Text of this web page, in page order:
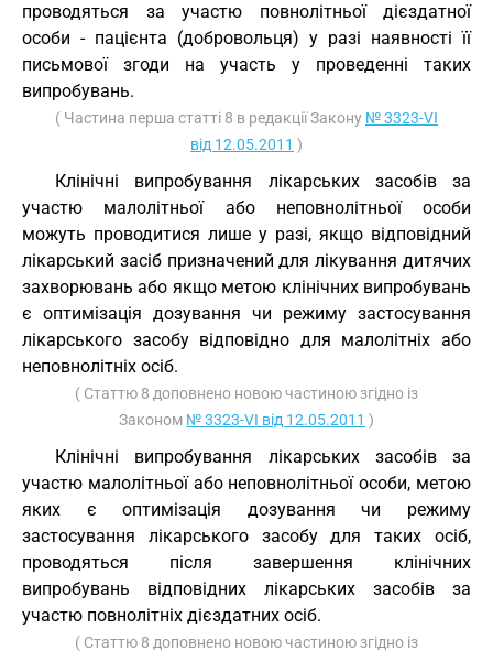
проводяться за участю повнолітньої дієздатної
особи - пацієнта (добровольця) у разі наявності її
письмової згоди на участь у проведенні таких
випробувань.
( Частина перша статті 8 в редакції Закону № 3323-VI
від 12.05.2011 )
Клінічні випробування лікарських засобів за
участю малолітньої або неповнолітньої особи
можуть проводитися лише у разі, якщо відповідний
лікарський засіб призначений для лікування дитячих
захворювань або якщо метою клінічних випробувань
є оптимізація дозування чи режиму застосування
лікарського засобу відповідно для малолітніх або
неповнолітніх осіб.
( Статтю 8 доповнено новою частиною згідно із
Законом № 3323-VI від 12.05.2011 )
Клінічні випробування лікарських засобів за
участю малолітньої або неповнолітньої особи, метою
яких є оптимізація дозування чи режиму
застосування лікарського засобу для таких осіб,
проводяться після завершення клінічних
випробувань відповідних лікарських засобів за
участю повнолітніх дієздатних осіб.
( Статтю 8 доповнено новою частиною згідно із